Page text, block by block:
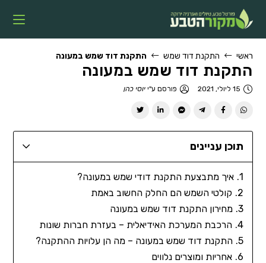
ראשי התקנת דוד שמש התקנת דוד שמש במעונה
התקנת דוד שמש במעונה
15 ליולי, 2021 פורסם ע"ייוסי כהן
תוכן עניינים
איך מתבצעת התקנת דודי שמש במעונה?
קולטי השמש הם החלק החשוב באמת
מחירון התקנת דוד שמש במעונה
הרכבת המערכת האידיאלית – בעזרת חברות שונות
התקנת דוד שמש במעונה – מה הן עלויות ההתקנה?
אחריות ומוצרים נלווים